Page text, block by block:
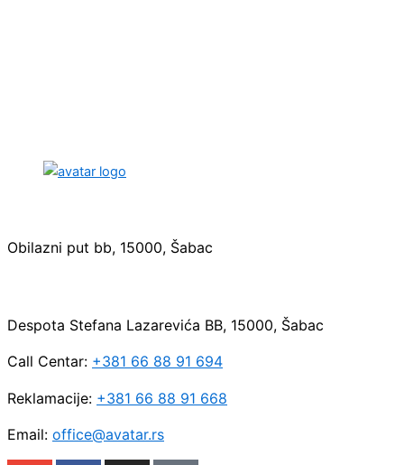
Obilazni put bb, 15000, Šabac
Despota Stefana Lazarevića BB, 15000, Šabac
Call Centar: +381 66 88 91 694
Reklamacije: +381 66 88 91 668
Email: office@avatar.rs